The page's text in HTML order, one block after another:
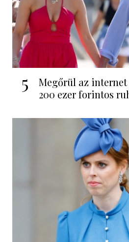
5
Megőrül az internet
200 ezer forintos